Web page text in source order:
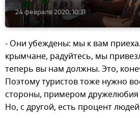
24 февраля 2020, 10:31
- Они убеждены: мы к вам
крымчане, радуйтесь, мы
теперь вы нам должны. Это,
Поэтому туристов тоже нужно
стороны, примером дружелюбия
Но, с другой, есть процент